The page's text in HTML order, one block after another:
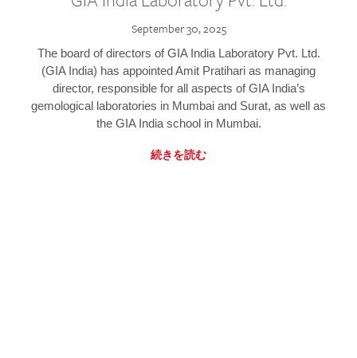
September 30, 2025
The board of directors of GIA India Laboratory Pvt. Ltd.
(GIA India) has appointed Amit Pratihari as managing
director, responsible for all aspects of GIA India’s
gemological laboratories in Mumbai and Surat, as well as
the GIA India school in Mumbai.
続きを読む